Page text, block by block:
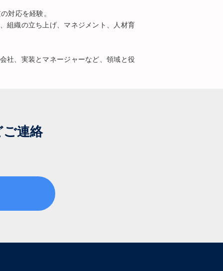
対応を経験。
組織の立ち上げ、マネジメント、人材育
社、実装とマネージャーなど、領域と役
連絡